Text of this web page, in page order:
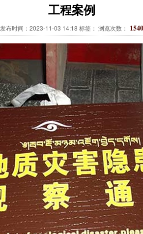
工程案例
发布时间：2023-11-03 14:18 标签： 浏览次数： 1540